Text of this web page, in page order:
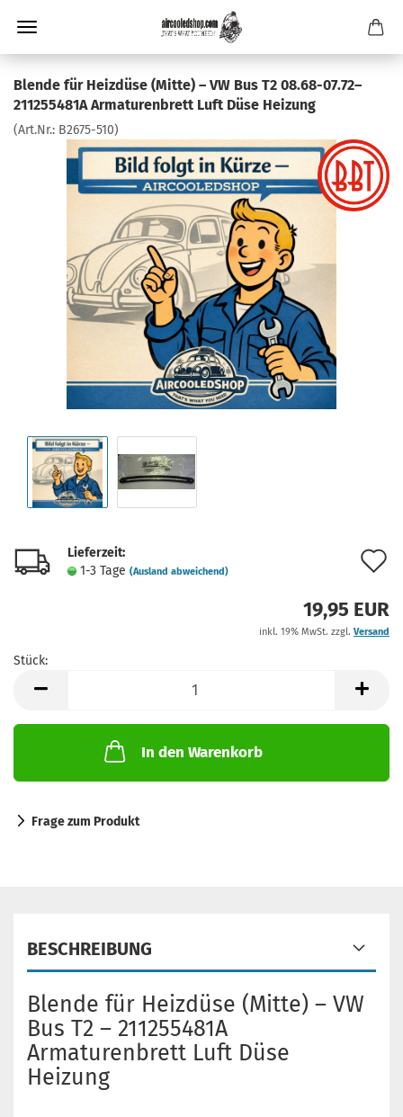
Blende für Heizdüse (Mitte) – VW Bus T2 08.68-07.72–
211255481A Armaturenbrett Luft Düse Heizung
(Art.Nr.: B2675-510)
Lieferzeit:
1-3 Tage (Ausland abweichend)
19,95 EUR
inkl. 19% MwSt. zzgl. Versand
Stück:
In den Warenkorb
Frage zum Produkt
BESCHREIBUNG
Blende für Heizdüse (Mitte) – VW
Bus T2 – 211255481A
Armaturenbrett Luft Düse
Heizung